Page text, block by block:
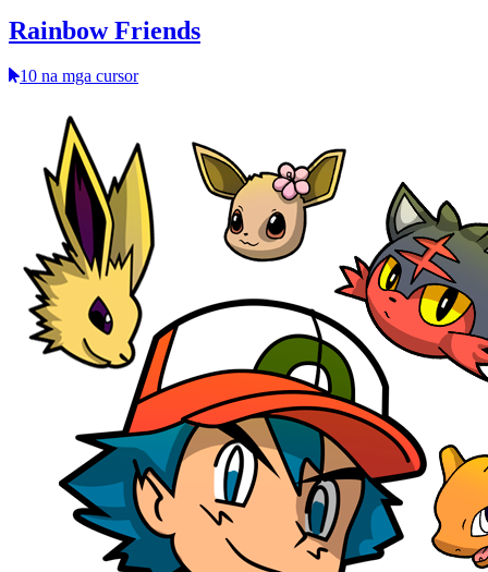
Rainbow Friends
10 na mga cursor